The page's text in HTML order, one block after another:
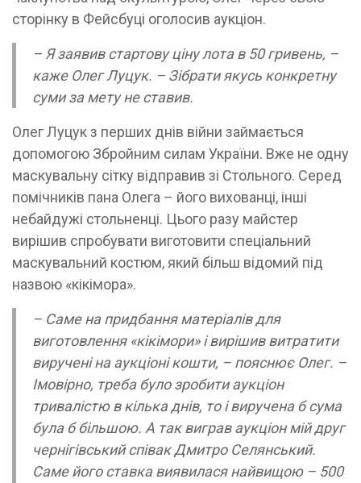
сторінку в Фейсбуці оголосив аукціон.
– Я заявив стартову ціну лота в 50 гривень, –
каже Олег Луцук. – Зібрати якусь конкретну
суми за мету не ставив.
Олег Луцук з перших днів війни займається
допомогою Збройним силам України. Вже не одну
маскувальну сітку відправив зі Стольного. Серед
помічників пана Олега – його вихованці, інші
небайдужі стольненці. Цього разу майстер
вирішив спробувати виготовити спеціальний
маскувальний костюм, який більш відомий під
назвою «кікімора».
– Саме на придбання матеріалів для
виготовлення «кікімори» і вирішив витратити
виручені на аукціоні кошти, – пояснює Олег. –
Імовірно, треба було зробити аукціон
тривалістю в кілька днів, то і виручена б сума
була б більшою. А так виграв аукціон мій друг
чернігівський співак Дмитро Селянський.
Саме його ставка виявилася найвищою – 500